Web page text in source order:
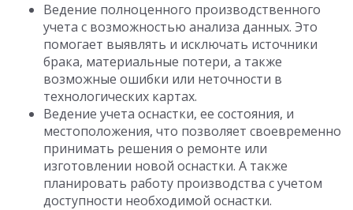
Ведение полноценного производственного
учета с возможностью анализа данных. Это
помогает выявлять и исключать источники
брака, материальные потери, а также
возможные ошибки или неточности в
технологических картах.
Ведение учета оснастки, ее состояния, и
местоположения, что позволяет своевременно
принимать решения о ремонте или
изготовлении новой оснастки. А также
планировать работу производства с учетом
доступности необходимой оснастки.